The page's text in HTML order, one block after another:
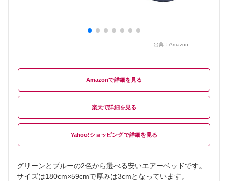
出典： Amazon
Amazon
楽天
Yahoo!ショッピング
グリーンとブルーの2色から選べる安いエアーベッドです。
サイズは180cm×59cmで厚みは3cmとなっています。